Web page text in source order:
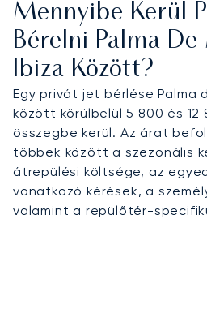
Mennyibe Kerül
Bérelni Palma
Ibiza Között?
Egy privát jet bérlése Palma
között körülbelül 5 800 és
összegbe kerül. Az árat
többek között a szezonális
átrepülési költsége, az
vonatkozó kérések, a
valamint a repülőtér-